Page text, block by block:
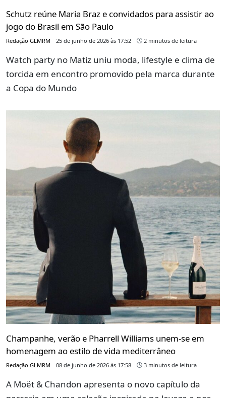
Schutz reúne Maria Braz e convidados para assistir ao
jogo do Brasil em São Paulo
Redação GLMRM 25 de junho de 2026 às 17:52 2 minutos de leitura
Watch party no Matiz uniu moda, lifestyle e clima de
torcida em encontro promovido pela marca durante
a Copa do Mundo
Champanhe, verão e Pharrell Williams unem-se em
homenagem ao estilo de vida mediterrâneo
Redação GLMRM 08 de junho de 2026 às 17:58 3 minutos de leitura
A Moët & Chandon apresenta o novo capítulo da